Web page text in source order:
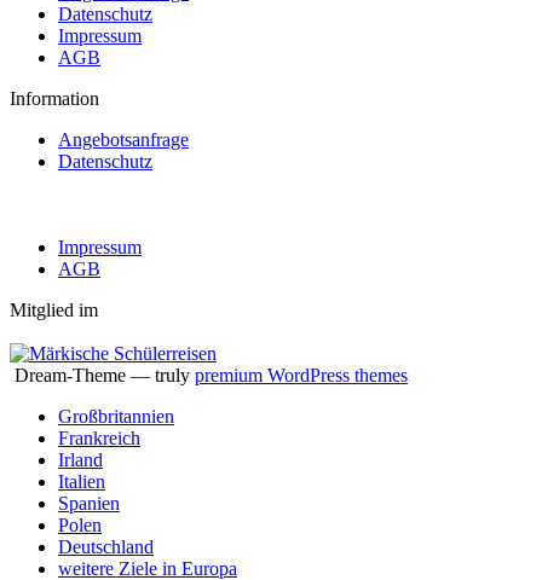
Datenschutz
Impressum
AGB
Information
Angebotsanfrage
Datenschutz
Impressum
AGB
Mitglied im
Dream-Theme — truly premium WordPress themes
Großbritannien
Frankreich
Irland
Italien
Spanien
Polen
Deutschland
weitere Ziele in Europa